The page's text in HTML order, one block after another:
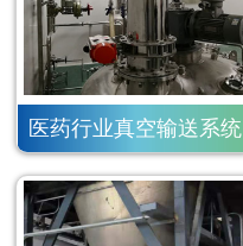
医药行业真空输送系统